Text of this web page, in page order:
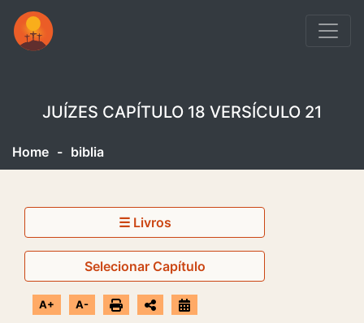
JUÍZES CAPÍTULO 18 VERSÍCULO 21
Home - biblia
☰ Livros
Selecionar Capítulo
A+ A-